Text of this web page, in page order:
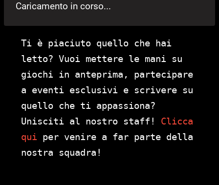
Caricamento in corso...
Ti è piaciuto quello che hai
letto? Vuoi mettere le mani su
giochi in anteprima, partecipare
a eventi esclusivi e scrivere su
quello che ti appassiona?
Unisciti al nostro staff! Clicca
qui per venire a far parte della
nostra squadra!